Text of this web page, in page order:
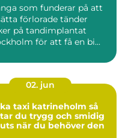
som funderar på att
förlorade tänder
på tandimplantat
för att få en bi...
02. jun
taxi katrineholm så
du trygg och smidig
när du behöver den